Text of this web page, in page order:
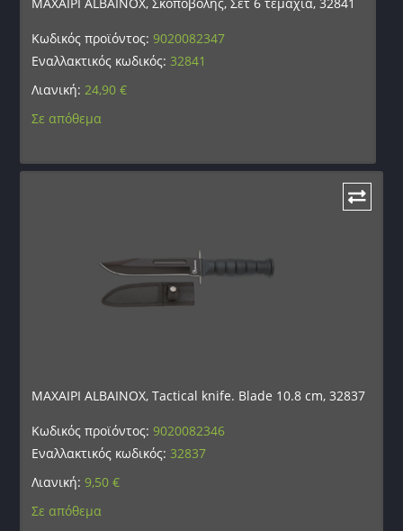
Κωδικός προϊόντος:9020082347
Εναλλακτικός κωδικός: 32841
Λιανική: 24,90€
Σε απόθεμα
ΜΑΧΑΙΡΙ ALBAINOX, Τactical knife. Blade 10.8 cm, 32837
Κωδικός προϊόντος:9020082346
Εναλλακτικός κωδικός: 32837
Λιανική:9,50€
Σε απόθεμα